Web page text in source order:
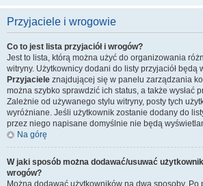
Przyjaciele i wrogowie
Co to jest lista przyjaciół i wrogów?
Jest to lista, którą można użyć do organizowania
witryny. Użytkownicy dodani do listy przyjaciół będą
Przyjaciele znajdującej się w panelu zarządzania
można szybko sprawdzić ich status, a także wysłać
Zależnie od używanego stylu witryny, posty tych
wyróżniane. Jeśli użytkownik zostanie dodany do
przez niego napisane domyślnie nie będą
Na górę
W jaki sposób można dodawać/usuwać
wrogów?
Można dodawać użytkowników na dwa sposoby. Po